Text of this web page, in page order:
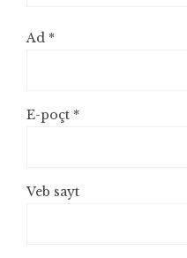
Ad *
E-poçt *
Veb sayt